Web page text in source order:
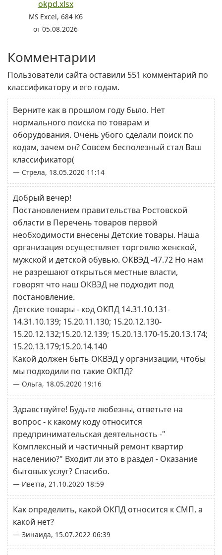
okpd.xlsx
MS Excel, 684 Кб
от 05.08.2026
Комментарии
Пользователи сайта оставили 551 комментарий по
классификатору и его годам.
Верните как в прошлом году было. Нет
нормального поиска по товарам и
оборудования. Очень убого сделали поиск по
кодам, зачем он? Совсем бесполезный стал Ваш
классификатор(
— Стрела, 18.05.2020 11:14
Добрый вечер!
Постановлением правительства Ростовской
области в Перечень товаров первой
необходимости внесены Детские товары. Наша
организация осуществляет торговлю женской,
мужской и детской обувью. ОКВЭД -47.72 Но нам
не разрешают открыться местные власти,
говорят что наш ОКВЭД не подходит под
постановление.
Детские товары - код ОКПД 14.31.10.131-
14.31.10.139; 15.20.11.130; 15.20.12.130-
15.20.12.132;15.20.12.139; 15.20.13.170-15.20.13.174;
15.20.13.179;15.20.14.140
Какой должен быть ОКВЭД у организации, чтобы
мы подходили по такие ОКПД?
— Ольга, 18.05.2020 19:16
Здравствуйте! Будьте любезны, ответьте на
вопрос - к какому коду относится
предпринимательская деятельность -"
Комплексный и частичный ремонт квартир
населению?" Входит ли это в раздел - Оказание
бытовых услуг? Спасибо.
— Иветта, 21.10.2020 18:59
Как определить, какой ОКПД относится к СМП, а
какой нет?
— Зинаида, 15.07.2022 06:39